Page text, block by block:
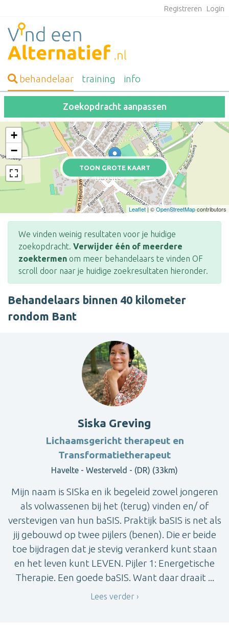
Registreren Login
behandelaar training info
Zoekopdracht aanpassen
TOON GROTE KAART
+
−
Leaflet| ©OpenStreetMapcontributors
We vinden weinig resultaten voor je huidige
zoekopdracht. Verwijder één of meerdere
zoektermen om meer behandelaars te vinden OF
scroll door naar je huidige zoekresultaten hieronder.
Behandelaars binnen 40 kilometer
rondom Bant
Siska Greving
Lichaamsgericht therapeut en
Transformatietherapeut
Havelte - Westerveld - (DR) (33km)
Mijn naam is SISka en ik begeleid zowel jongeren
als volwassenen bij het (terug) vinden en/ of
verstevigen van hun baSIS. Praktijk baSIS is net als
jij gebouwd op twee pijlers (benen). Die er beide
toe bijdragen dat je stevig verankerd kunt staan
en het leven kunt LEVEN. Pijler 1: Energetische
Therapie. Een goede baSIS. Want daar draait ...
Lees verder